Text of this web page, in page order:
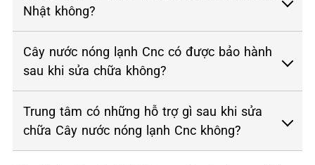
Nhật không?
Cây nước nóng lạnh Cnc có được bảo hành
sau khi sửa chữa không?
Trung tâm có những hỗ trợ gì sau khi sửa
chữa Cây nước nóng lạnh Cnc không?